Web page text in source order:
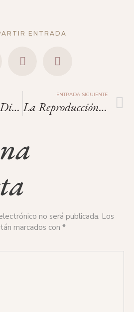
ENTRADA
Abundantia: Diosa De La Fertilidad Y La Vida.
ENTRADA SIGUIENTE
La Reproducción Asistida Salva Una Especie En Extinción.
no será publicada. Los
marcados con *